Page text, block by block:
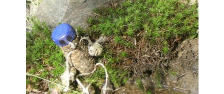
PROJEKTY
ENVIRONMENTÁLNÍ VÝCHOVA
FOTOALBUM